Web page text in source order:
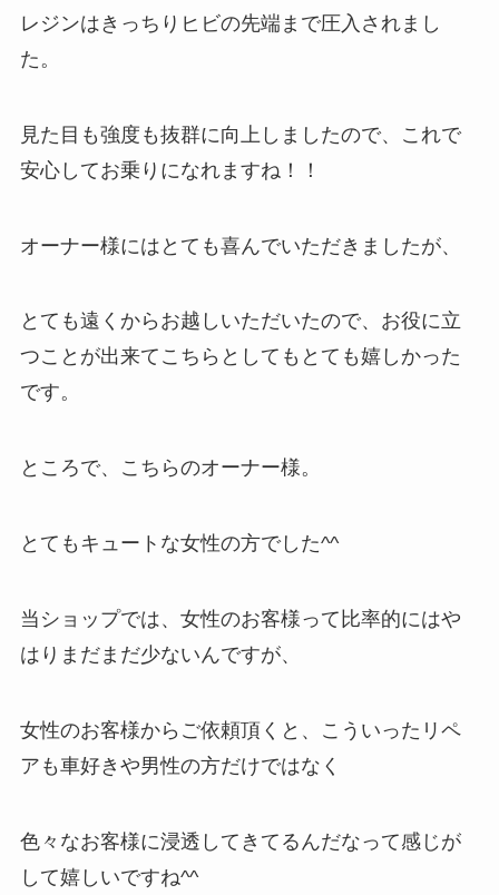
レジンはきっちりヒビの先端まで圧入されまし
た。
見た目も強度も抜群に向上しましたので、これで
安心してお乗りになれますね！！
オーナー様にはとても喜んでいただきましたが、
とても遠くからお越しいただいたので、お役に立
つことが出来てこちらとしてもとても嬉しかった
です。
ところで、こちらのオーナー様。
とてもキュートな女性の方でした^^
当ショップでは、女性のお客様って比率的にはや
はりまだまだ少ないんですが、
女性のお客様からご依頼頂くと、こういったリペ
アも車好きや男性の方だけではなく
色々なお客様に浸透してきてるんだなって感じが
して嬉しいですね^^